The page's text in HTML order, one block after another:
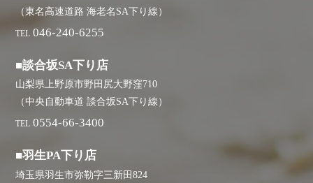
（東名高速道路 海老名SA下り線）
TEL 046-240-6255
■談合坂SA下り店
山梨県上野原市野田尻大野窪710
（中央自動車道 談合坂SA下り線）
TEL 0554-66-3400
■羽生PA下り店
埼玉県羽生市弥勒字三新田824